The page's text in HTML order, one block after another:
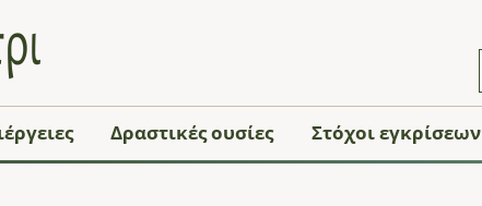
Δραστικές ουσίες Στόχοι εγκρίσεων